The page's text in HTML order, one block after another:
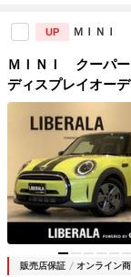
UP ＭＩＮＩ
ＭＩＮＩ クーパ
ディスプレイオー
ラ パーキングセ
ントセーフティ
ト ＬＥＤテール
販売店保証 オンライン